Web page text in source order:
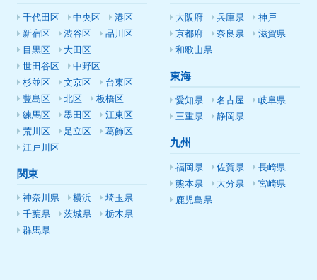
千代田区 中央区
港区
新宿区
渋谷区
品川区
目黒区
大田区
世田谷区
中野区
杉並区
文京区
台東区
豊島区
北区
板橋区
練馬区
墨田区
江東区
荒川区
足立区
葛飾区
江戸川区
関東
神奈川県 横浜
埼玉県
千葉県
茨城県
栃木県
群馬県
大阪府 兵庫県
神戸
京都府
奈良県
滋賀県
和歌山県
東海
愛知県 名古屋
岐阜県
三重県
静岡県
九州
福岡県 佐賀県
長崎県
熊本県
大分県
宮崎県
鹿児島県